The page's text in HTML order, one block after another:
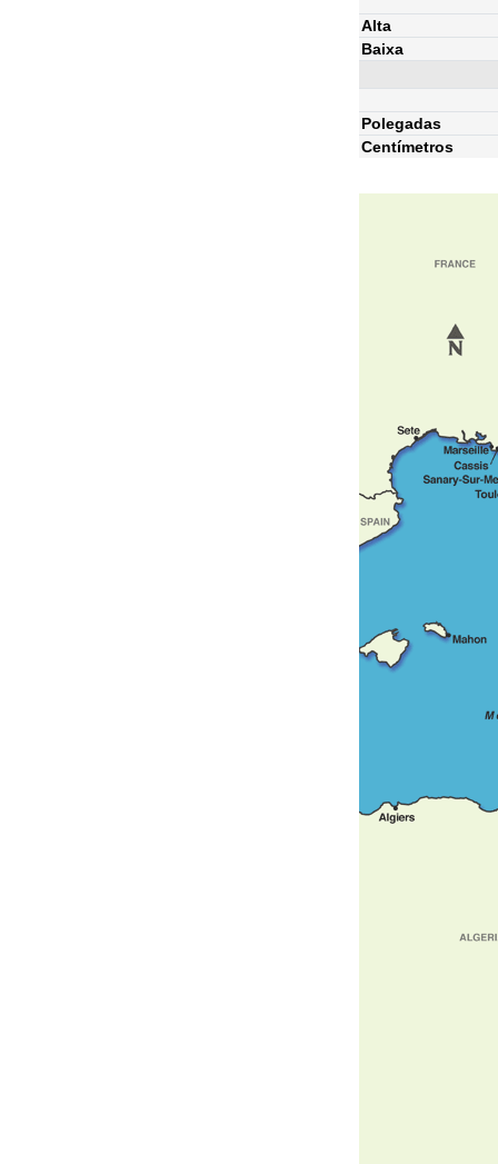
Alta
Baixa
Polegadas
Centímetros